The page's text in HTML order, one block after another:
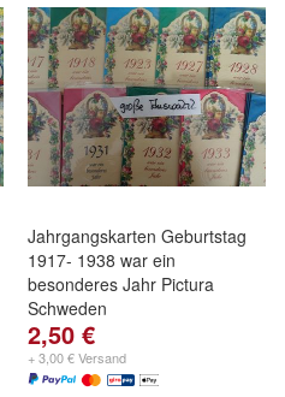
Jahrgangskarten Geburtstag
1917- 1938 war ein
besonderes Jahr Pictura
Schweden
2,50 €
+ 3,00 € Versand